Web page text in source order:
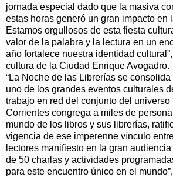
jornada especial dado que la masiva
estas horas generó un gran impacto en
Estamos orgullosos de esta fiesta
valor de la palabra y la lectura en un
año fortalece nuestra identidad
cultura de la Ciudad Enrique Avogadro.
“La Noche de las Librerías se
uno de los grandes eventos culturales
trabajo en red del conjunto del
Corrientes congrega a miles de
mundo de los libros y sus librerías,
vigencia de ese imperenne vínculo
lectores manifiesto en la gran
de 50 charlas y actividades
para este encuentro único en el